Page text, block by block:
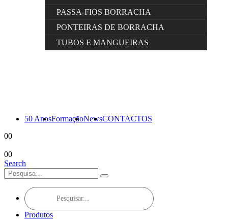
PASSA-FIOS BORRACHA
PONTEIRAS DE BORRACHA
TUBOS E MANGUEIRAS
50 AnosFormaçãoNewsCONTACTOS
00
00
Search
Products
search
Produtos